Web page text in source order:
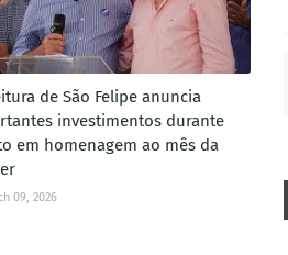
de São Felipe anuncia
investimentos durante
em homenagem ao mês da
09, 2026